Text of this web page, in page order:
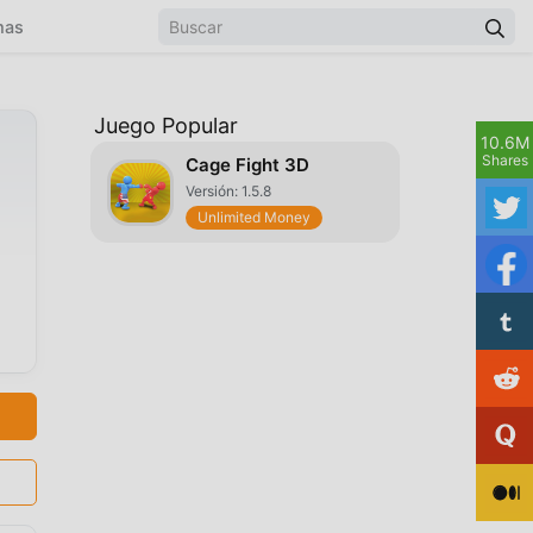
Juego Popular
Cage Fight 3D
Versión: 1.5.8
Unlimited Money
10.6M
Shares